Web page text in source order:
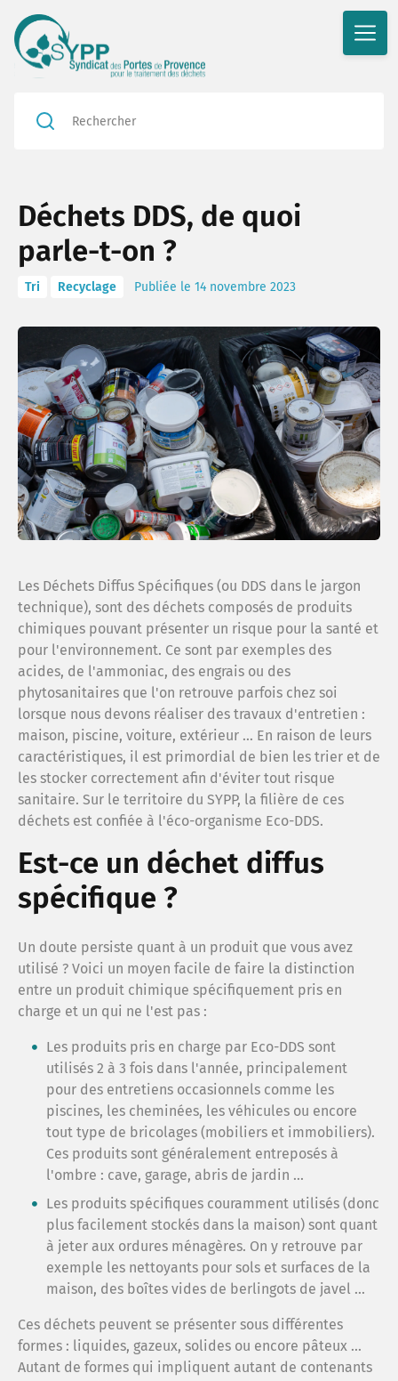
Déchets DDS, de quoi
parle-t-on ?
Tri Recyclage Publiée le 14 novembre 2023
Les Déchets Diffus Spécifiques (ou DDS dans le jargon
technique), sont des déchets composés de produits
chimiques pouvant présenter un risque pour la santé et
pour l'environnement. Ce sont par exemples des
acides, de l'ammoniac, des engrais ou des
phytosanitaires que l'on retrouve parfois chez soi
lorsque nous devons réaliser des travaux d'entretien :
maison, piscine, voiture, extérieur ... En raison de leurs
caractéristiques, il est primordial de bien les trier et de
les stocker correctement afin d'éviter tout risque
sanitaire. Sur le territoire du SYPP, la filière de ces
déchets est confiée à l'éco-organisme Eco-DDS.
Est-ce un déchet diffus
spécifique ?
Un doute persiste quant à un produit que vous avez
utilisé ? Voici un moyen facile de faire la distinction
entre un produit chimique spécifiquement pris en
charge et un qui ne l'est pas :
Les produits pris en charge par Eco-DDS sont
utilisés 2 à 3 fois dans l'année, principalement
pour des entretiens occasionnels comme les
piscines, les cheminées, les véhicules ou encore
tout type de bricolages (mobiliers et immobiliers).
Ces produits sont généralement entreposés à
l'ombre : cave, garage, abris de jardin ...
Les produits spécifiques couramment utilisés (donc
plus facilement stockés dans la maison) sont quant
à jeter aux ordures ménagères. On y retrouve par
exemple les nettoyants pour sols et surfaces de la
maison, des boîtes vides de berlingots de javel ...
Ces déchets peuvent se présenter sous différentes
formes : liquides, gazeux, solides ou encore pâteux ...
Autant de formes qui impliquent autant de contenants
Le
Plan
Ma
Je